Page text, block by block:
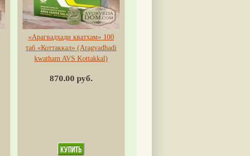
«Арагвадхади кватхам» 100
таб «Коттаккал» (Aragvadhadi
kwatham AVS Kottakkal)
870.00 руб.